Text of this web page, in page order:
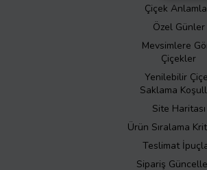
Çiçek
Özel Günler
Mevsimlere
Çiçekler
Yenilebilir
Saklama
Site Haritası
Ürün Sıralama
Teslimat
Sipariş